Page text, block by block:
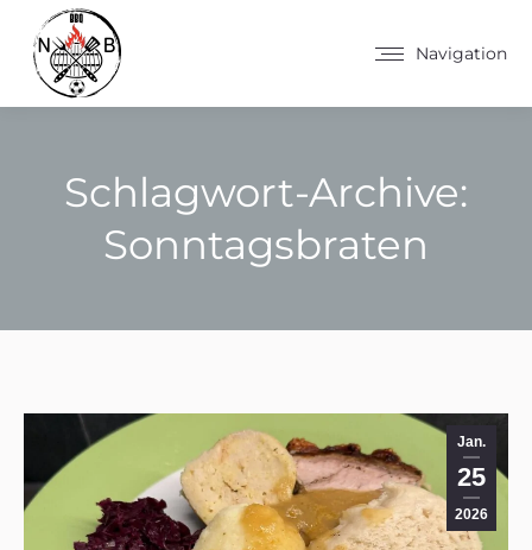
Navigation
Schlagwort-Archive:
Sonntagsbraten
Jan.
25
2026